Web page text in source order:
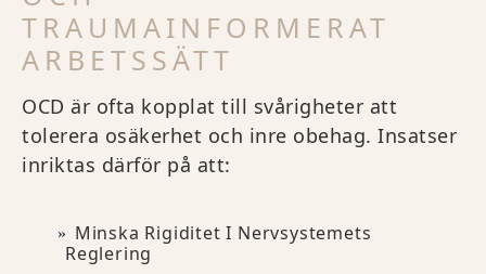
TRAUMAINFORMERAT
ARBETSSÄTT
OCD är ofta kopplat till svårigheter att
tolerera osäkerhet och inre obehag. Insatser
inriktas därför på att:
Minska Rigiditet I Nervsystemets
Reglering